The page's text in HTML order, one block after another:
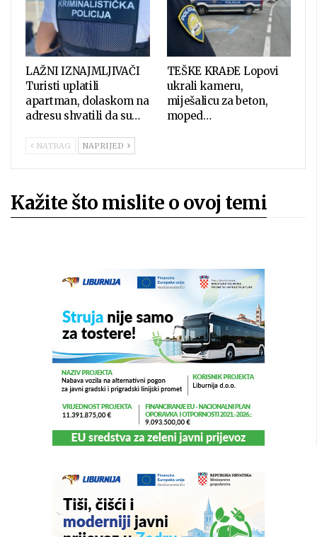
LAŽNI IZNAJMLJIVAČI
Turisti uplatili
apartman, dolaskom na
adresu shvatili da su…
TEŠKE KRAĐE Lopovi
ukrali kameru,
miješalicu za beton,
moped…
NATRAG NAPRIJED
Kažite što mislite o ovoj temi